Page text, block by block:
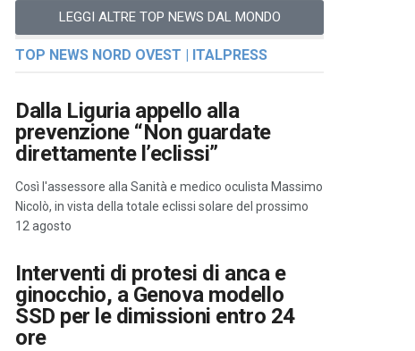
LEGGI ALTRE TOP NEWS DAL MONDO
TOP NEWS NORD OVEST | ITALPRESS
Dalla Liguria appello alla
prevenzione “Non guardate
direttamente l’eclissi”
Così l'assessore alla Sanità e medico oculista Massimo
Nicolò, in vista della totale eclissi solare del prossimo
12 agosto
Interventi di protesi di anca e
ginocchio, a Genova modello
SSD per le dimissioni entro 24
ore